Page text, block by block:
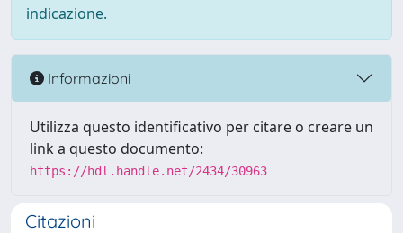
indicazione.
Informazioni
Utilizza questo identificativo per citare o creare un
link a questo documento:
https://hdl.handle.net/2434/30963
Citazioni